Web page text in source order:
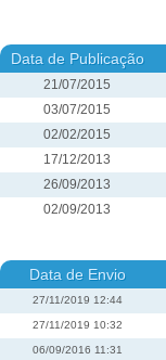
Data de Publicação
21/07/2015
03/07/2015
02/02/2015
17/12/2013
26/09/2013
02/09/2013
Data de Envio
27/11/2019 12:44
27/11/2019 10:32
06/09/2016 11:31